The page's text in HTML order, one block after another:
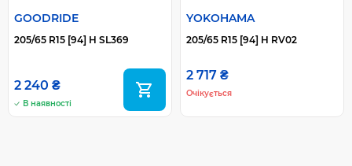
GOODRIDE
205/65 R15 [94] H SL369
2 240 ₴
В наявності
YOKOHAMA
205/65 R15 [94] H RV02
2 717 ₴
Очікується